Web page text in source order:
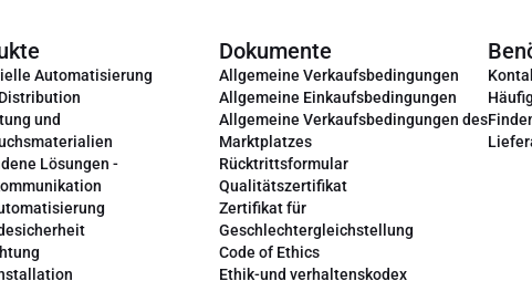
Automatisierung
und
Lösungen -
Dokumente
Allgemeine Verkaufsbedingungen
Allgemeine Einkaufsbedingungen
Allgemeine Verkaufsbedingungen des
Marktplatzes
Rücktrittsformular
Qualitätszertifikat
Zertifikat für
Geschlechtergleichstellung
Code of Ethics
Ethik-und verhaltenskodex